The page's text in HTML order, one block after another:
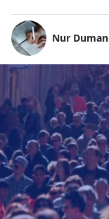
Nur Duman